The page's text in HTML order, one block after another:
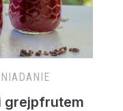
grejpfrutem